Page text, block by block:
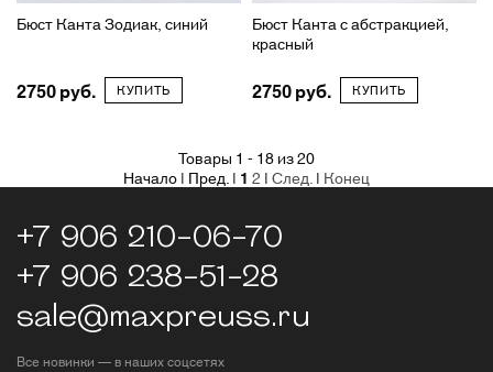
Бюст Канта Зодиак, синий
2750 КУПИТЬ
Бюст Канта с абстракцией,
красный
2750 КУПИТЬ
Товары 1 - 18 из 20
Начало | Пред. | 1 2 | След. | Конец
+7 906 210-06-70
+7 906 238-51-28
sale@maxpreuss.ru
Все новинки — в наших соцсетях